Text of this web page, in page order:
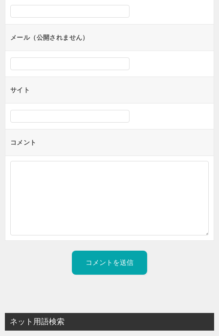
シ
ンメール（公開されません）
サイト
コメント
ネット用語検索